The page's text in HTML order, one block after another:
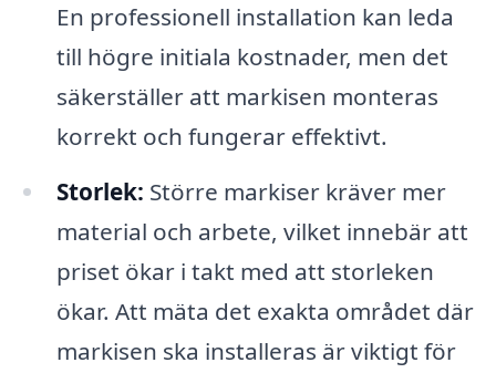
En professionell installation kan leda
till högre initiala kostnader, men det
säkerställer att markisen monteras
korrekt och fungerar effektivt.
Storlek: Större markiser kräver mer
material och arbete, vilket innebär att
priset ökar i takt med att storleken
ökar. Att mäta det exakta området där
markisen ska installeras är viktigt för